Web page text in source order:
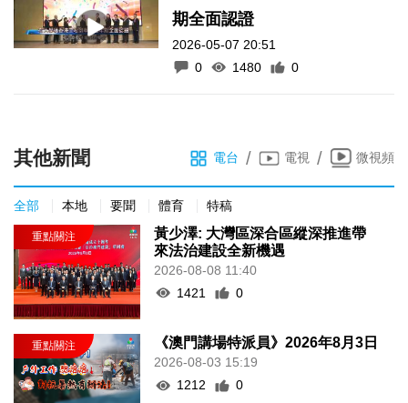
期全面認證
2026-05-07 20:51
0
1480 0
其他新聞 電台 / 電視 / 微視頻
全部 本地 要聞 體育 特稿
黃少澤: 大灣區深合區縱深推進帶
來法治建設全新機遇
2026-08-08 11:40
1421
0
《澳門講場特派員》2026年8月3日
2026-08-03 15:19
1212
0